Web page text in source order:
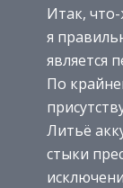
Итак,
я
является
По
Литьё
стыки